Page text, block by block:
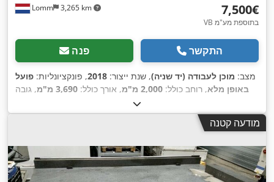
Lomm 3,265 km ‏7,500 ‏€
VB בתוספת מע"מ
פנה התקשר
מצב: מוכן לעבודה (יד שניה), שנת ייצור: 2018, פונקציונליות: פועל
באופן מלא, רוחב כולל: 2,000 מ"מ , אורך כולל: 3,690 מ"מ
, גובה
מודעה קטנה